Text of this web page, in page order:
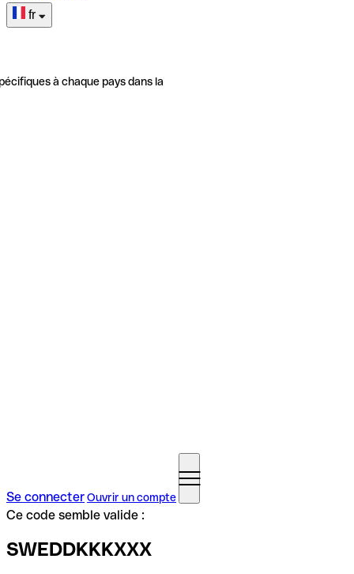
fr
à chaque pays dans la
Se connecterOuvrir un compte
Ce code semble valide :
SWEDDKKKXXX